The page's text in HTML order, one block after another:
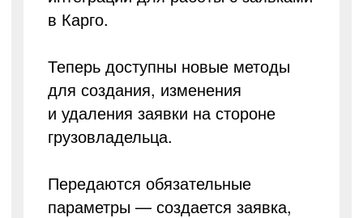
в Карго.
Теперь доступны новые методы
для создания, изменения
и удаления заявки на стороне
грузовладельца.
Передаются обязательные
параметры — создается заявка,